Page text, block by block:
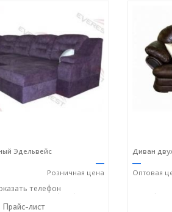
Эдельвейс
—
Розничная цена
27-89 ☎+7 (800) 600-72-93
телефон
Прайс-лист
Диван
—
Оптовая
+7